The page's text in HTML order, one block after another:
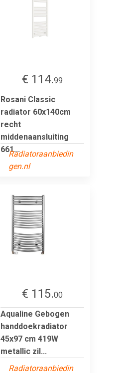
€ 114.99
Rosani Classic
radiator 60x140cm
recht
middenaansluiting
661...
Radiatoraanbiedin
gen.nl
€ 115.00
Aqualine Gebogen
handdoekradiator
45x97 cm 419W
metallic zil...
Radiatoraanbiedin